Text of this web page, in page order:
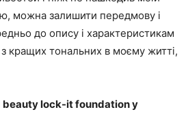
можна залишити передмову і
до опису і характеристикам
кращих тональних в моєму житті,
beauty lock-it foundation у